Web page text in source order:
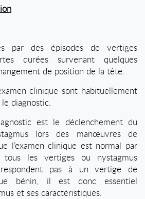
par des épisodes de vertiges
durées survenant quelques
de position de la tête.
clinique sont habituellement
diagnostic.
est le déclenchement du
lors des manœuvres de
l’examen clinique est normal par
tous les vertiges ou nystagmus
pas à un vertige de
bénin, il est donc essentiel
et ses caractéristiques.